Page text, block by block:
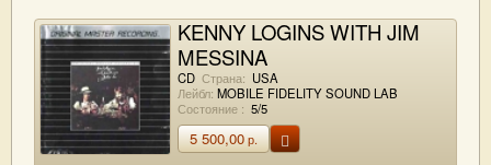
KENNY LOGINS WITH JIM
MESSINA
SITTIN' IN
CD Страна: USA
Лейбл: MOBILE FIDELITY SOUND LAB
Состояние : 5/5
5 500,00р.